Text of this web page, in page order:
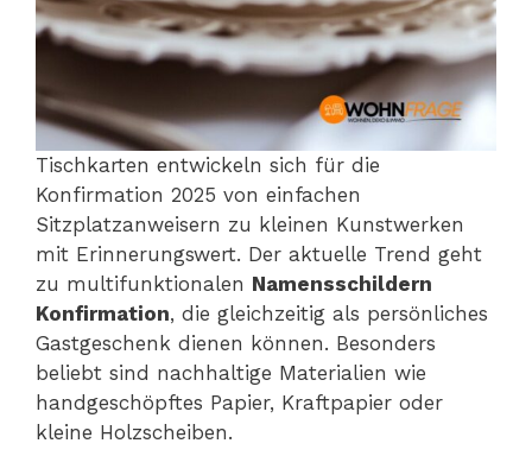
Tischkarten entwickeln sich für die
Konfirmation 2025 von einfachen
Sitzplatzanweisern zu kleinen Kunstwerken
mit Erinnerungswert. Der aktuelle Trend geht
zu multifunktionalen Namensschildern
Konfirmation, die gleichzeitig als persönliches
Gastgeschenk dienen können. Besonders
beliebt sind nachhaltige Materialien wie
handgeschöpftes Papier, Kraftpapier oder
kleine Holzscheiben.